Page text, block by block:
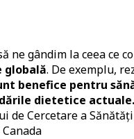
ne gândim la ceea ce
globală. De exemplu,
benefice pentru
dietetice actuale.
de Cercetare a